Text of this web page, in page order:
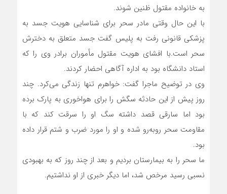
به خانواده مقتول ظنین شوند.
با این حال وقتی مادر سحر برای شناسایی هویت جسد به
پزشکی قانونی رفت به پلیس گفت جسد متعلق به دخترش
سحر است.با افشای هویت مقتول مأموران برادر وی را که
استاد دانشگاه بود به اداره آگاهی احضار کردند.
وی در توضیح ماجرا گفت: خواهرم تنها زندگی می‌کرد. چند
روز پیش از این حادثه سگش را برای هواخوری به پارک برده
بود اما سارقی قصد داشته سگ او را سرقت کند که با
مقاومت سحر روبه‌رو شده و او را مورد ضرب و شتم قرار داده
بود.
ما سحر را به بیمارستان بردیم و بعد از چند روز که به بهبودی
نسبی رسید مرخص شد، اما دیگر خبری از او نداشتیم.